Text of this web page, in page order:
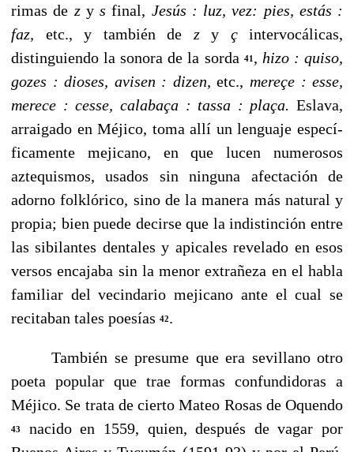
rimas de zy s final, Jesús : luz, vez: pies, estás :
faz, etc., y también de zy çintervocálicas,
distinguien­do la sonora de la sorda 41 , hizo :quiso,
gozes :dioses, avisen : dizen,etc., mereçe :esse,
merece :cesse, calabaça : tassa : plaça. Eslava,
arraigado en Méjico, toma allí un lenguaje especí­
ficamente mejicano, en que lucen numerosos
aztequismos, usados sin ninguna afectación de
adorno folklórico, sino de la manera más natural y
propia; bien puede decirse que la indistinción entre
las sibilantes dentales y apicales revela­do en esos
versos encajaba sin la menor extrañeza en el habla
familiar del vecindario mejicano ante el cual se
reci­taban tales poesías 42.
También se presume que era sevillano otro
poeta popular que trae formas confundidoras a
Méjico. Se trata de cierto Mateo Rosas de Oquendo
43
nacido en 1559, quien, después de vagar por